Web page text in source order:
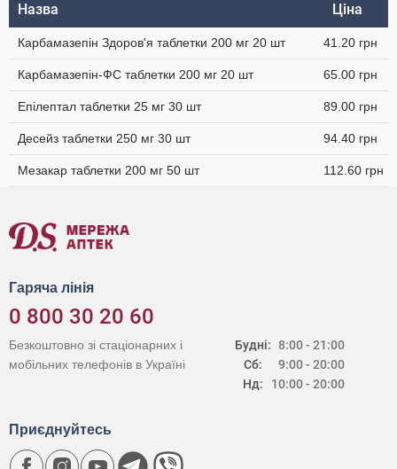
Назва Ціна
Карбамазепін Здоров'я таблетки 200 мг 20 шт 41.20 грн
Карбамазепін-ФС таблетки 200 мг 20 шт 65.00 грн
Епілептал таблетки 25 мг 30 шт 89.00 грн
Десейз таблетки 250 мг 30 шт 94.40 грн
Мезакар таблетки 200 мг 50 шт 112.60 грн
Гаряча лінія
0 800 30 20 60
Будні:
Сб:
Нд:
8:00 - 21:00
9:00 - 20:00
10:00 - 20:00
Безкоштовно зі стаціонарних і
мобільних телефонів в Україні
Приєднуйтесь